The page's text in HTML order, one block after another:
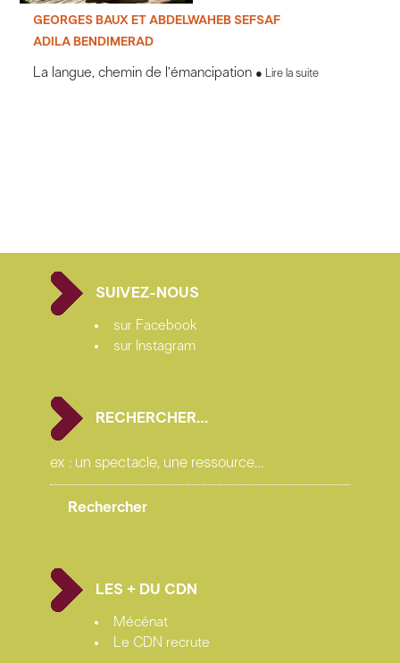
GEORGES BAUX ET ABDELWAHEB SEFSAF
ADILA BENDIMERAD
La langue, chemin de l’émancipation Lire la suite
SUIVEZ-NOUS
sur Facebook
sur Instagram
RECHERCHER…
LES + DU CDN
Mécénat
Le CDN recrute